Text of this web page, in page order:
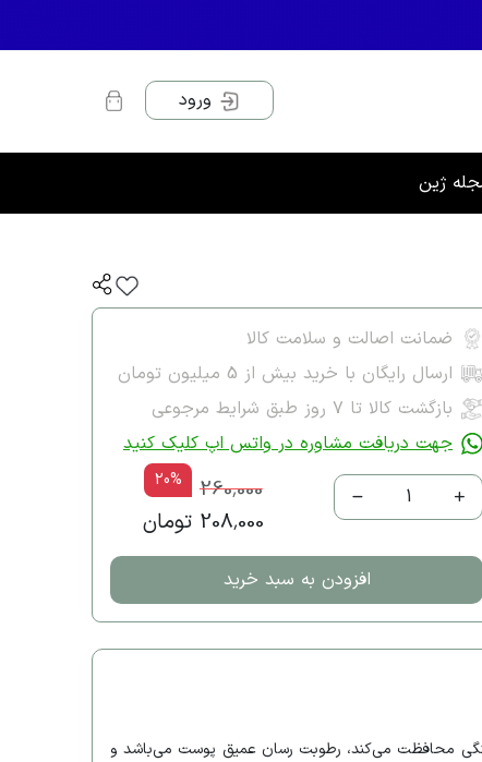
ورود
ژین
ضمانت اصالت و سلامت کالا
ارسال رایگان با خرید بیش از 5 میلیون تومان
بازگشت کالا تا ۷ روز طبق شرایط مرجوعی
جهت دریافت مشاوره در واتس اپ کلیک کنید
1
260,000
20%
208,000 تومان
افزودن به سبد خرید
محافظت می‌کند، رطوبت رسان عمیق پوست می‌باشد و